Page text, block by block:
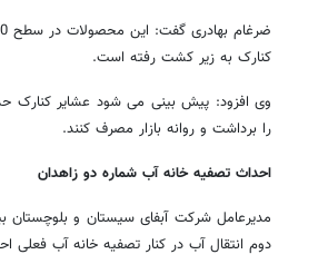
کنارک به زیر کشت رفته است.
را برداشت و روانه بازار مصرف کنند.
احداث تصفیه‌ خانه آب شماره دو زاهدان
مدیرعامل شرکت آبفای سیستان ‌و بلوچستان
دوم انتقال آب در کنار تصفیه‌ خانه آب فعلی